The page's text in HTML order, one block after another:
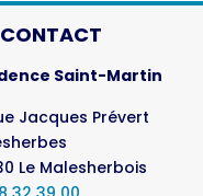
CONTACT
Saint-Martin
Jacques Prévert
Le Malesherbois